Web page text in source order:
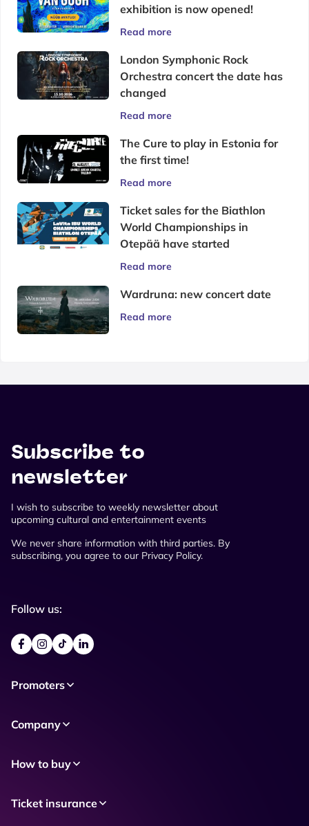
exhibition is now opened!
Read more
London Symphonic Rock
Orchestra concert the date has
changed
Read more
The Cure to play in Estonia for
the first time!
Read more
Ticket sales for the Biathlon
World Championships in
Otepää have started
Read more
Wardruna: new concert date
Read more
Subscribe to
newsletter
I wish to subscribe to weekly newsletter about
upcoming cultural and entertainment events
We never share information with third parties. By
subscribing, you agree to our Privacy Policy.
Follow us:
Promoters
Company
How to buy
Ticket insurance